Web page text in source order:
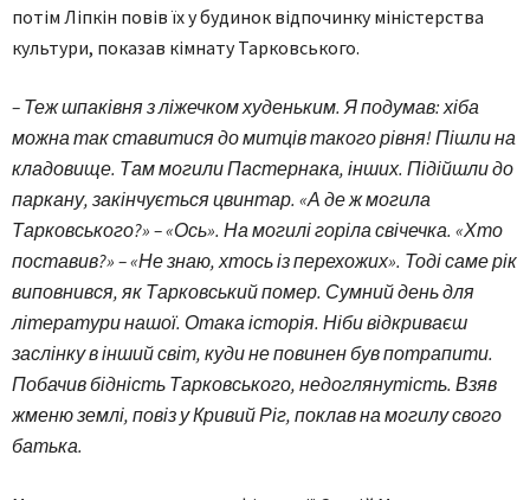
потім Ліпкін повів їх у будинок відпочинку міністерства
культури, показав кімнату Тарковського.
– Теж шпаківня з ліжечком худеньким. Я подумав: хіба
можна так ставитися до митців такого рівня! Пішли на
кладовище. Там могили Пастернака, інших. Підійшли до
паркану, закінчується цвинтар. «А де ж могила
Тарковського?» – «Ось». На могилі горіла свічечка. «Хто
поставив?» – «Не знаю, хтось із перехожих». Тоді саме рік
виповнився, як Тарковський помер. Сумний день для
літератури нашої. Отака історія. Ніби відкриваєш
заслінку в інший світ, куди не повинен був потрапити.
Побачив бідність Тарковського, недоглянутість. Взяв
жменю землі, повіз у Кривий Ріг, поклав на могилу свого
батька.